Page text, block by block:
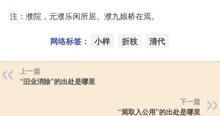
注：濮院，元濮乐闲所居。濮九娘桥在焉。
网络标签： 小样 折枝 清代
上一篇
“旧业消除”的出处是哪里
下一篇
“焉取入公用”的出处是哪里